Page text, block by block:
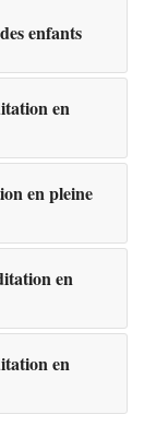
enfants
en
en pleine
en
en